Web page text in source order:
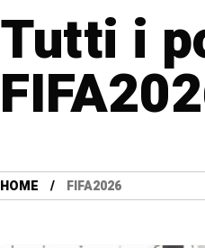
Tutti i
HOME FIFA2026